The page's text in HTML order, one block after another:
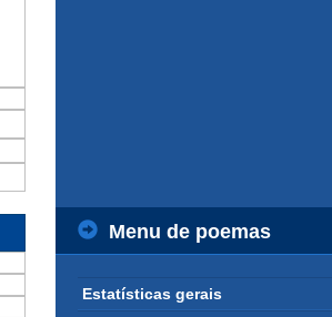
Menu de poemas
Estatísticas gerais